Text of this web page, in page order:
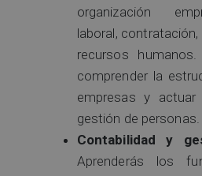
organización
laboral,
recursos
comprender la
empresas y
gestión de personas.
Contabilidad y
Aprenderás los